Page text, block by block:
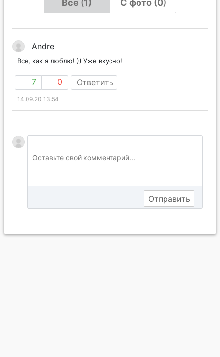
Все (1)
С фото (0)
Andrei
Все, как я люблю! )) Уже вкусно!
7 0 Ответить
14.09.20 13:54